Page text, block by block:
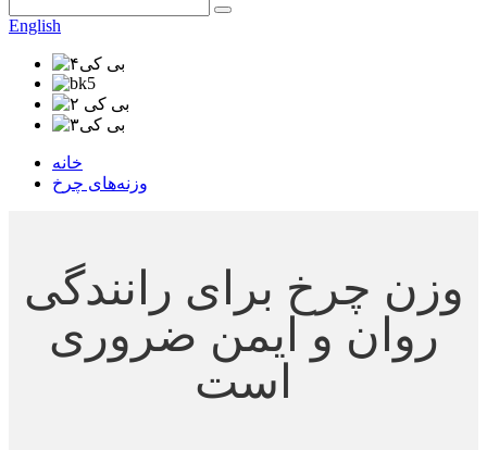
English
خانه
وزنه‌های چرخ
وزن چرخ برای رانندگی
روان و ایمن ضروری
است